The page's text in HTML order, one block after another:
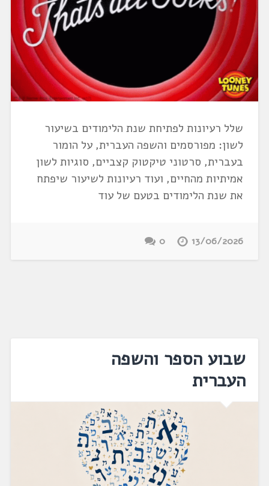
שלל רעיונות לפתיחת שנת הלימודים בשיעור
לשון: מפורסמים והשפה העברית, על הומור
בעברית, סרטוני טיקטוק קצביים, סוגיות לשון
אמיתיות מהחיים, ועוד רעיונות לשיעור שיפתח
את שנת הלימודים בטעם של עוד
13/06/2026
0
שבוע הספר והשפה
העברית